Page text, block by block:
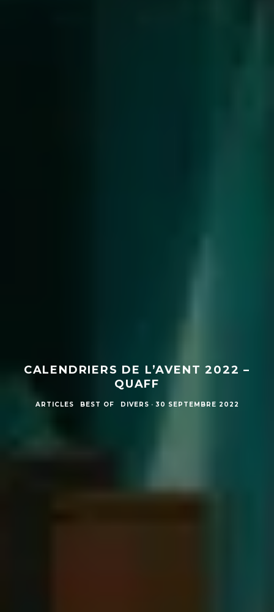
CALENDRIERS DE L’AVENT 2022 –
QUAFF
ARTICLES BEST OF DIVERS · 30 SEPTEMBRE 2022